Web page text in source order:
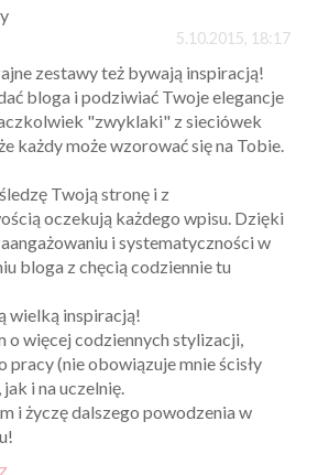
5.10.2015, 18:17
zestawy też bywają inspiracją!
bloga i podziwiać Twoje elegancje
"zwyklaki" z sieciówek
każdy może wzorować się na Tobie.
Twoją stronę i z
oczekują każdego wpisu. Dzięki
i systematyczności w
bloga z chęcią codziennie tu
wielką inspiracją!
o więcej codziennych stylizacji,
pracy (nie obowiązuje mnie ścisły
i na uczelnię.
i życzę dalszego powodzenia w